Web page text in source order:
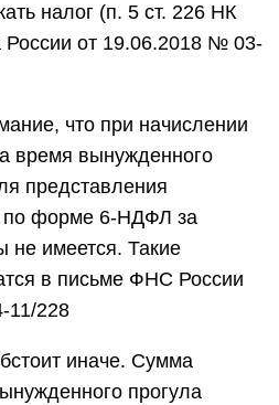
налог (п. 5 ст. 226 НК
от 19.06.2018 № 03-
что при начислении
время вынужденного
представления
по форме 6-НДФЛ за
имеется. Такие
в письме ФНС России
11/228
иначе. Сумма
прогула